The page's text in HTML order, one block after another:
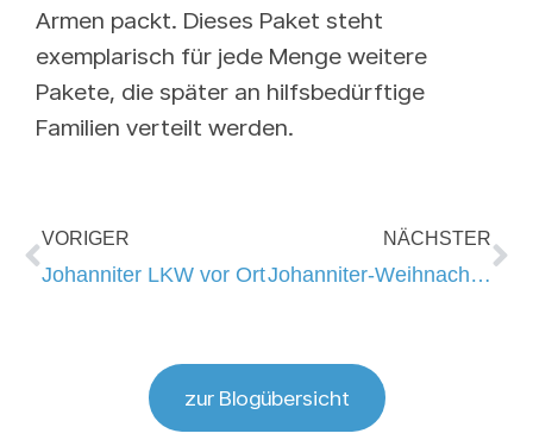
Armen packt. Dieses Paket steht
exemplarisch für jede Menge weitere
Pakete, die später an hilfsbedürftige
Familien verteilt werden.
VORIGER
Johanniter LKW vor Ort
NÄCHSTER
Johanniter-Weihnachtstrucker 2021
zur Blogübersicht